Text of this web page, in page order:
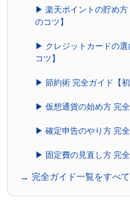
▶ 楽天ポイントの貯め
のコツ】
▶ クレジットカードの
コツ】
▶ 節約術 完全ガイド【
▶ 仮想通貨の始め方 完
▶ 確定申告のやり方 完
▶ 固定費の見直し方 完
→ 完全ガイド一覧をすべ